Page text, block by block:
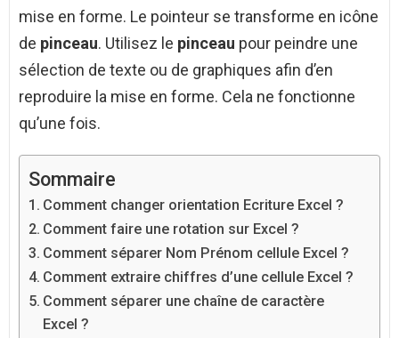
mise en forme. Le pointeur se transforme en icône
de pinceau. Utilisez le pinceau pour peindre une
sélection de texte ou de graphiques afin d’en
reproduire la mise en forme. Cela ne fonctionne
qu’une fois.
Sommaire
Comment changer orientation Ecriture Excel ?
Comment faire une rotation sur Excel ?
Comment séparer Nom Prénom cellule Excel ?
Comment extraire chiffres d’une cellule Excel ?
Comment séparer une chaîne de caractère
Excel ?